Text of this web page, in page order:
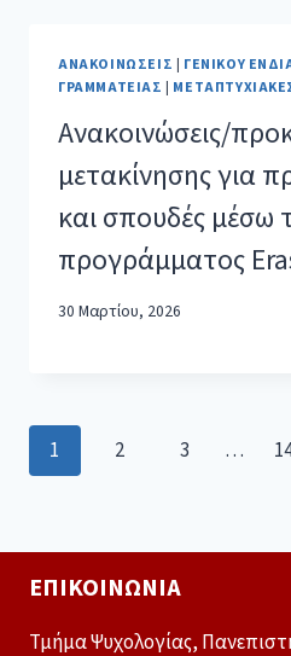
ΑΝΑΚΟΙΝΏΣΕΙΣ | ΓΕΝΙΚΟΎ
ΓΡΑΜΜΑΤΕΊΑΣ |
Ανακοινώσεις/
μετακίνησης για
και σπουδές μέσω
προγράμματος
30 Μαρτίου, 2026
1 2 3 …
ΕΠΙΚΟΙΝΩΝΊΑ
Τμήμα Ψυχολογίας,